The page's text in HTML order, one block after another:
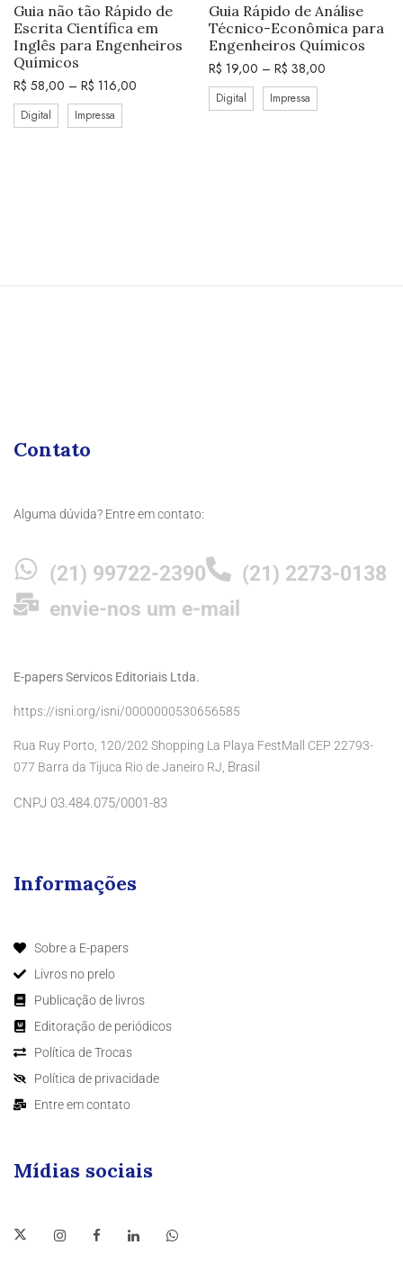
Guia não tão Rápido de
Escrita Científica em
Inglês para Engenheiros
Químicos
R$ 58,00 – R$ 116,00
Digital Impressa
Guia Rápido de Análise
Técnico-Econômica para
Engenheiros Químicos
R$ 19,00 – R$ 38,00
Digital Impressa
Contato
Alguma dúvida? Entre em contato:
(21) 99722-2390
(21) 2273-0138
envie-nos um e-mail
E-papers Servicos Editoriais Ltda.
https://isni.org/isni/0000000530656585
Rua Ruy Porto, 120/202 Shopping La Playa FestMall CEP 22793-
077 Barra da Tijuca Rio de Janeiro RJ, Brasil
CNPJ 03.484.075/0001-83
Informações
Sobre a E-papers
Livros no prelo
Publicação de livros
Editoração de periódicos
Política de Trocas
Política de privacidade
Entre em contato
Mídias sociais